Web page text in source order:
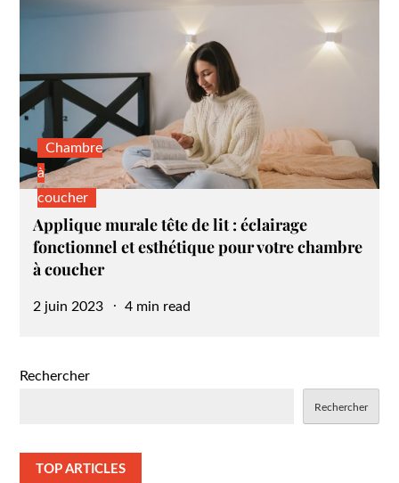
Chambre
à
coucher
Applique murale tête de lit : éclairage
fonctionnel et esthétique pour votre chambre
à coucher
Posted
2 juin 2023 4 min read
Rechercher
Rechercher
TOP ARTICLES